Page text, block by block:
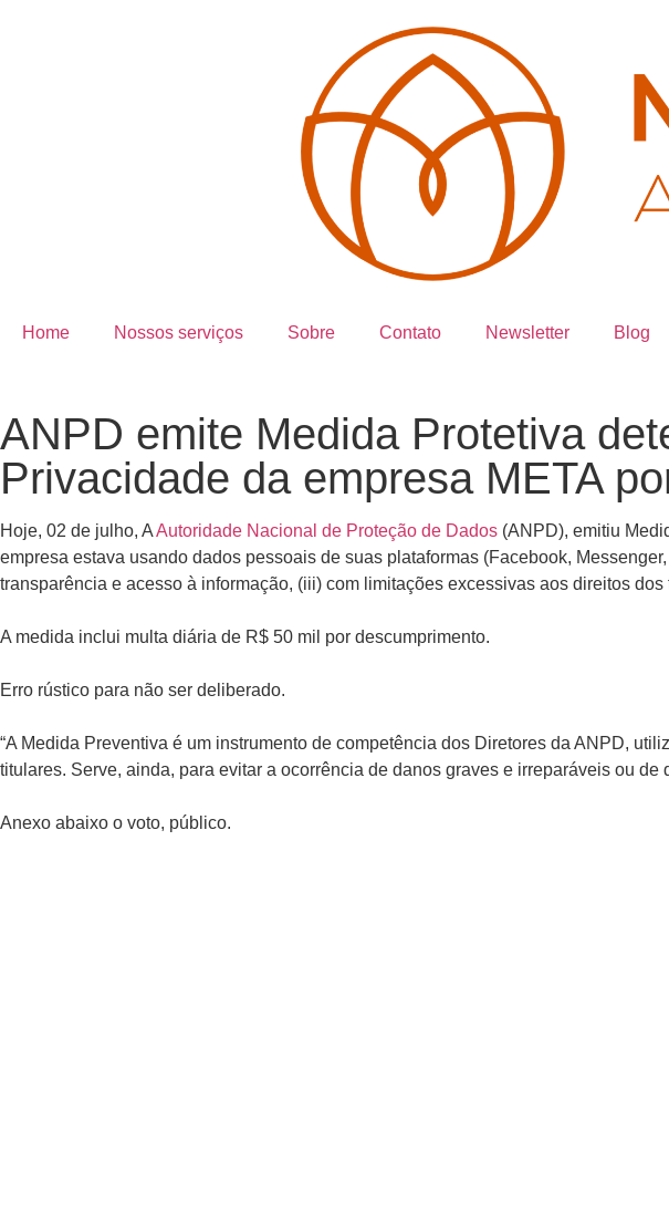
Home Nossos serviços Sobre Contato Newsletter Blog
ANPD emite Medida Protetiva
Privacidade da empresa META
Hoje, 02 de julho, AAutoridade Nacional de Proteção de Dados (ANPD), emitiu
empresa estava usando dados pessoais de suas plataformas (Facebook,
transparência e acesso à informação, (iii) com limitações excessivas aos direitos
A medida inclui multa diária de R$ 50 mil por descumprimento.
Erro rústico para não ser deliberado.
“A Medida Preventiva é um instrumento de competência dos Diretores da ANPD,
titulares. Serve, ainda, para evitar a ocorrência de danos graves e irreparáveis ou
Anexo abaixo o voto, público.